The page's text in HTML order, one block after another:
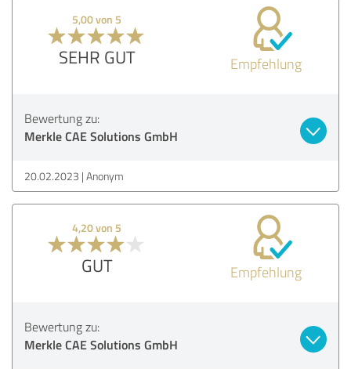
5,00 von 5
SEHR GUT Empfehlung
Bewertung zu:
Merkle CAE Solutions GmbH
20.02.2023 Anonym
4,20 von 5
GUT Empfehlung
Bewertung zu:
Merkle CAE Solutions GmbH